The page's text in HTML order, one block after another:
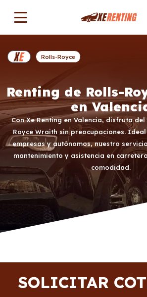
Renting de Rolls-
en
Con Xe Renting en Valencia, disfruta
Royce Wraith sin preocupaciones.
empresas y autónomos, nuestro
mantenimiento y asistencia en
comodidad.
Rolls-Royce
SOLICITAR